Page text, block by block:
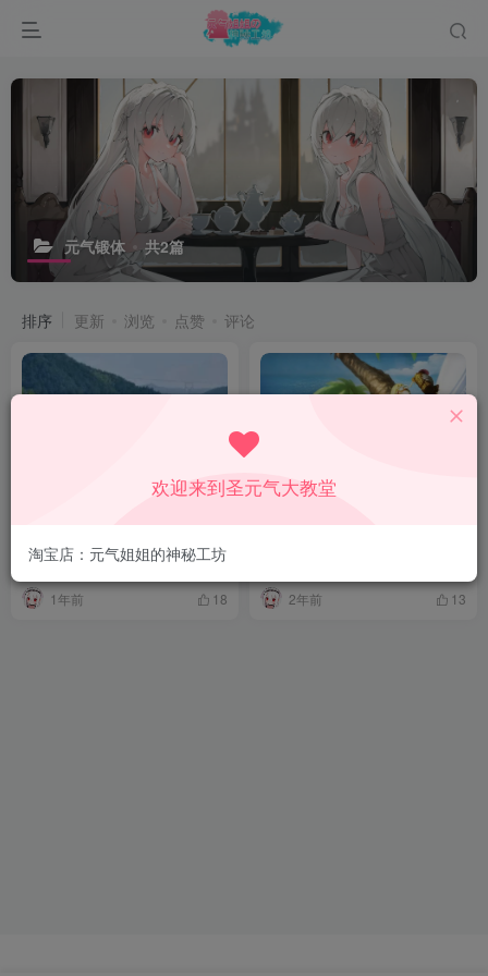
元气锻体 共2篇
排序 更新 浏览 点赞 评论
1年前 18 2年前 13
欢迎来到圣元气大教堂
淘宝店：元气姐姐的神秘工坊